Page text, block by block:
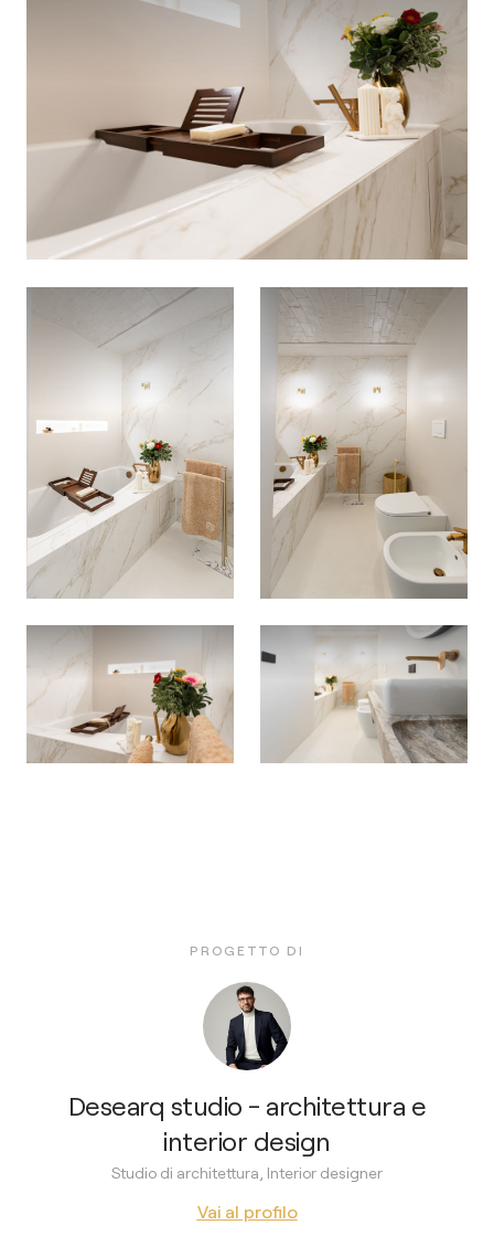
PROGETTO DI
Desearq studio - architettura e
interior design
Studio di architettura, Interior designer
Vai al profilo